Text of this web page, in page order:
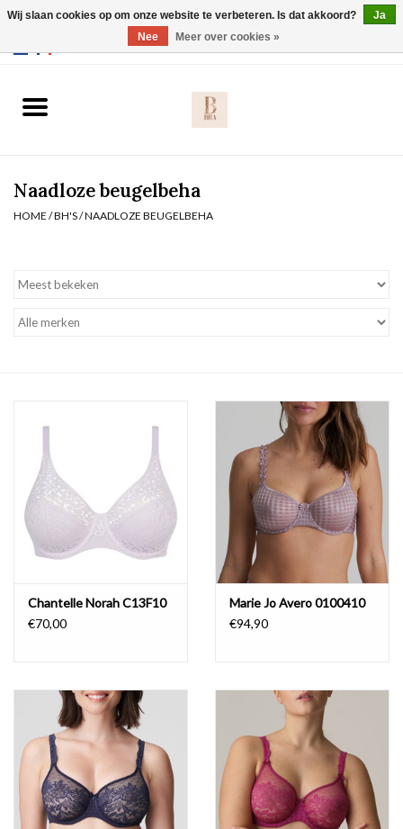
Slip
Nachtmode
Lingerie-accessoires
Cadeaubonnen
Naadloze beugelbeha
HOME /BH'S/NAADLOZE BEUGELBEHA
Chantelle Norah C13F10
€70,00
Marie Jo Avero 0100410
€94,90
Wij slaan cookies op om onze website te verbeteren. Is dat akkoord?
Ja
Nee
Meer over cookies »
Webshop werkt met EU maten. .